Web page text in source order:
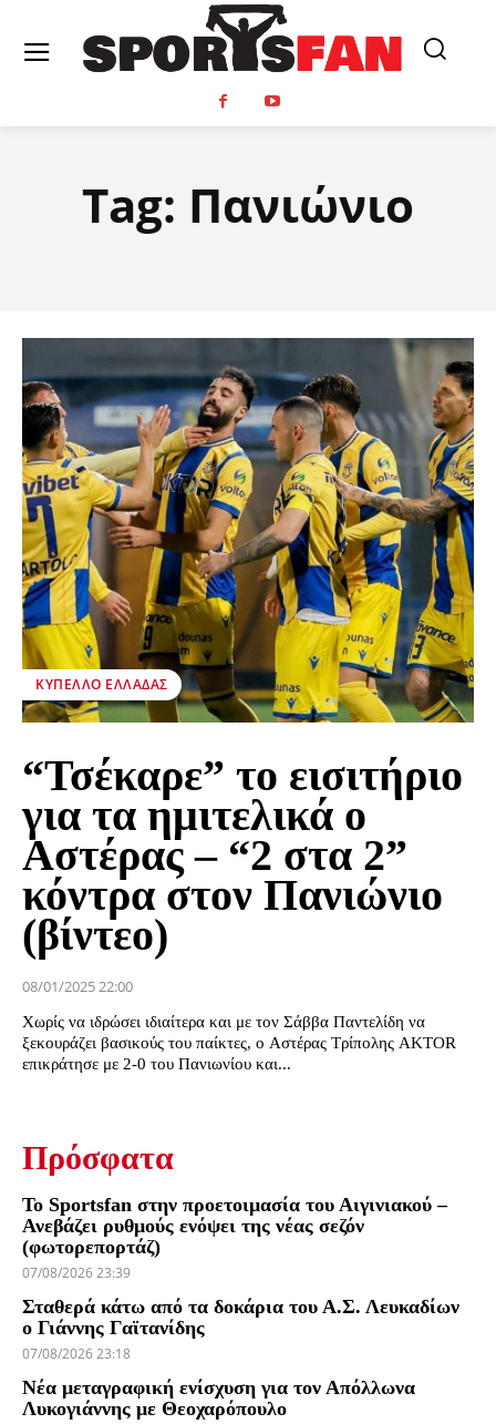
Tag: Πανιώνιο
ΚΎΠΕΛΛΟ ΕΛΛΆΔΑΣ
“Τσέκαρε” το εισιτήριο
για τα ημιτελικά ο
Αστέρας – “2 στα 2”
κόντρα στον Πανιώνιο
(βίντεο)
08/01/2025 22:00
Χωρίς να ιδρώσει ιδιαίτερα και με τον Σάββα Παντελίδη να
ξεκουράζει βασικούς του παίκτες, ο Αστέρας Τρίπολης AKTOR
επικράτησε με 2-0 του Πανιωνίου και...
Πρόσφατα
Το Sportsfan στην προετοιμασία του Αιγινιακού –
Ανεβάζει ρυθμούς ενόψει της νέας σεζόν
(φωτορεπορτάζ)
07/08/2026 23:39
Σταθερά κάτω από τα δοκάρια του Α.Σ. Λευκαδίων
ο Γιάννης Γαϊτανίδης
07/08/2026 23:18
Νέα μεταγραφική ενίσχυση για τον Απόλλωνα
Λυκογιάννης με Θεοχαρόπουλο